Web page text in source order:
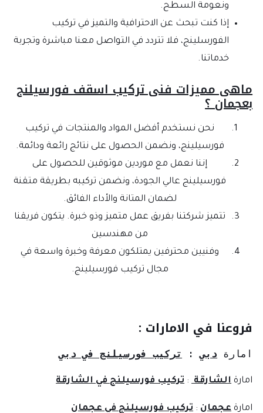
ونعومة السطح.
إذا كنت تبحث عن الاحترافية والتميز في تركيب
الفورسلينج، فلا تتردد في التواصل معنا مباشرة وتجربة
خدماتنا.
ماهى مميزات فنى تركيب اسقف فورسيلنج
بعجمان ؟
نحن نستخدم أفضل المواد والمنتجات في تركيب
فورسيلينج، ونضمن الحصول على نتائج رائعة ودائمة.
إننا نعمل مع موردين موثوقين للحصول على
فورسيلينج عالي الجودة، ونضمن تركيبه بطريقة متقنة
لضمان المتانة والأداء الفائق.
تتميز شركتنا بفريق عمل متميز وذو خبرة. يتكون فريقنا
من مهندسين
وفنيين محترفين يمتلكون معرفة وخبرة واسعة في
مجال تركيب فورسيلينج.
فروعنا في الامارات :
امارة دبي : تركيب فورسيلنج في دبي
امارة الشارقة : تركيب فورسيلنج في الشارقة
امارة عجمان : تركيب فورسيلنج في عجمان